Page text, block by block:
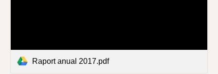
Raport anual 2017.pdf